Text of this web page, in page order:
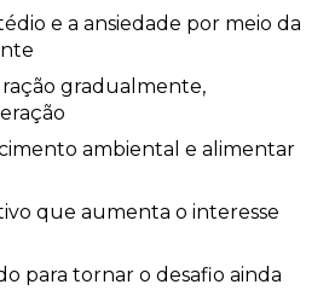
e a ansiedade por meio da
ração gradualmente,
ambiental e alimentar
que aumenta o interesse
para tornar o desafio ainda